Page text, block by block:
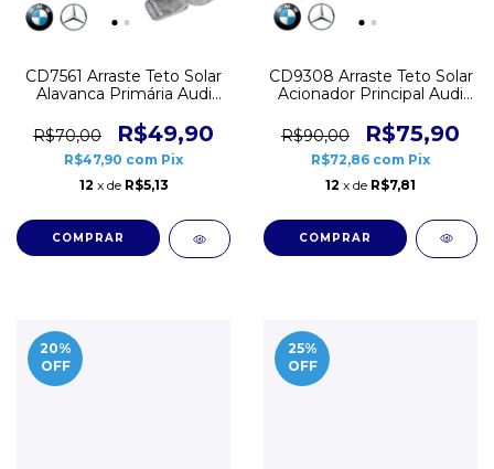
CD7561 Arraste Teto Solar
Alavanca Primária Audi
R$70,00
R$49,90
R$47,90 com Pix
12 x de R$5,13
CD9308 Arraste Teto Solar
Acionador Principal Audi
R$90,00
R$75,90
R$72,86 com Pix
12 x de R$7,81
20%
OFF
25%
OFF